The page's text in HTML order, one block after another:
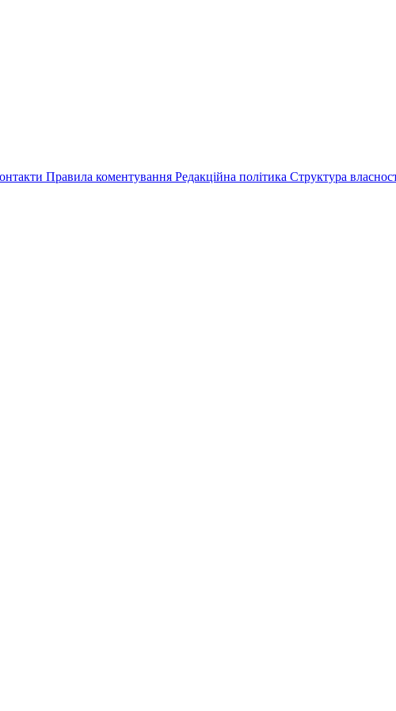
Правила коментування Редакційна політика Структура